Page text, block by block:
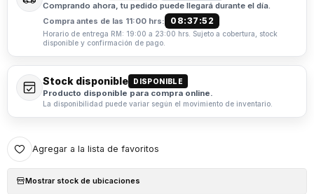
Comprando ahora, tu pedido puede llegará durante el día.
Compra antes de las 11:00 hrs:
08:37:51
Horario de entrega RM: 19:00 a 23:00 hrs. Sujeto a cobertura, stock
disponible y confirmación de pago.
Stock disponible DISPONIBLE
Producto disponible para compra online.
La disponibilidad puede variar según el movimiento de inventario.
Agregar a la lista de favoritos
Mostrar stock de ubicaciones